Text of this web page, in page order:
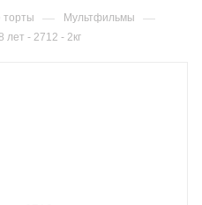
торты — Мультфильмы —
лет - 2712 - 2кг